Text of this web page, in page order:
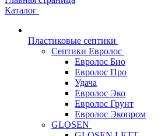
Каталог
Пластиковые септики
Септики Евролос
Евролос Био
Евролос Про
Удача
Евролос Эко
Евролос Грунт
Евролос Экопром
GLOSEN